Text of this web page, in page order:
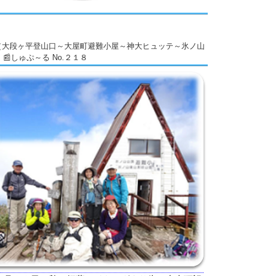
ヶ平登山口～大屋町避難小屋～神大ヒュッテ～氷ノ山
しゅぷ～る No.２１８